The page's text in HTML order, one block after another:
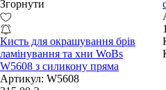
Згорнути
Кисть для окрашування брів
ламінування та хни WoBs
W5608 з силикону пряма
Артикул: W5608